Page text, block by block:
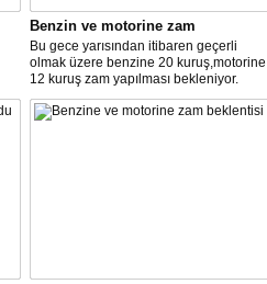
Benzin ve motorine zam
Bu gece yarısından itibaren geçerli
olmak üzere benzine 20 kuruş,motorine
12 kuruş zam yapılması bekleniyor.